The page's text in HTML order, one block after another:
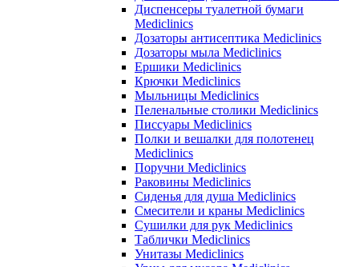
Диспенсеры туалетной бумаги
Mediclinics
Дозаторы антисептика Mediclinics
Дозаторы мыла Mediclinics
Ершики Mediclinics
Крючки Mediclinics
Мыльницы Mediclinics
Пеленальные столики Mediclinics
Писсуары Mediclinics
Полки и вешалки для полотенец
Mediclinics
Поручни Mediclinics
Раковины Mediclinics
Сиденья для душа Mediclinics
Смесители и краны Mediclinics
Сушилки для рук Mediclinics
Таблички Mediclinics
Унитазы Mediclinics